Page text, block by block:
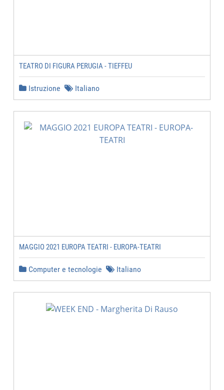
TEATRO DI FIGURA PERUGIA - TIEFFEU
Istruzione Italiano
MAGGIO 2021 EUROPA TEATRI - EUROPA-TEATRI
Computer e tecnologie Italiano